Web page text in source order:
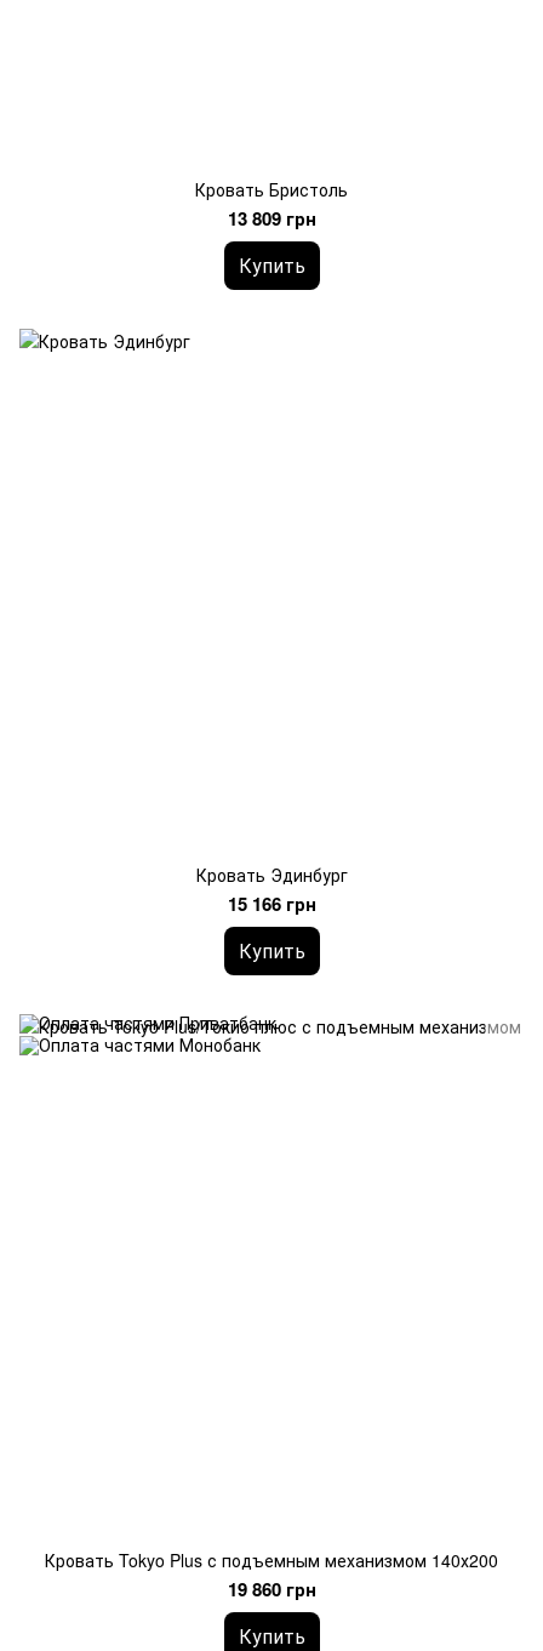
Кровать Бристоль
13 809 грн
Купить
Кровать Эдинбург
15 166 грн
Купить
Кровать Tokyo Plus с подъемным механизмом 140х200
19 860 грн
Купить